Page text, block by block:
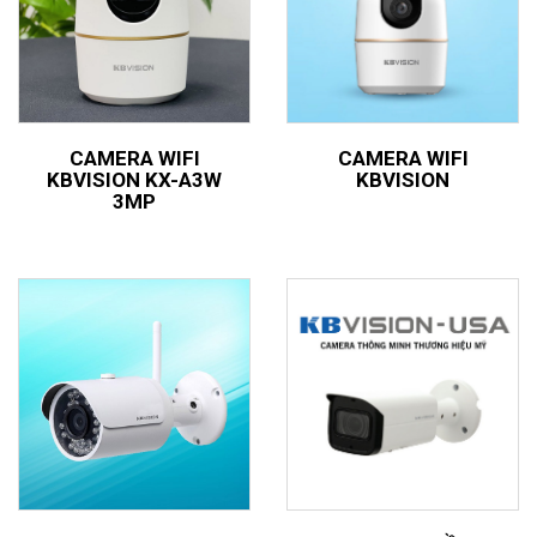
CAMERA WIFI
KBVISION KX-A3W
3MP
CAMERA WIFI
KBVISION